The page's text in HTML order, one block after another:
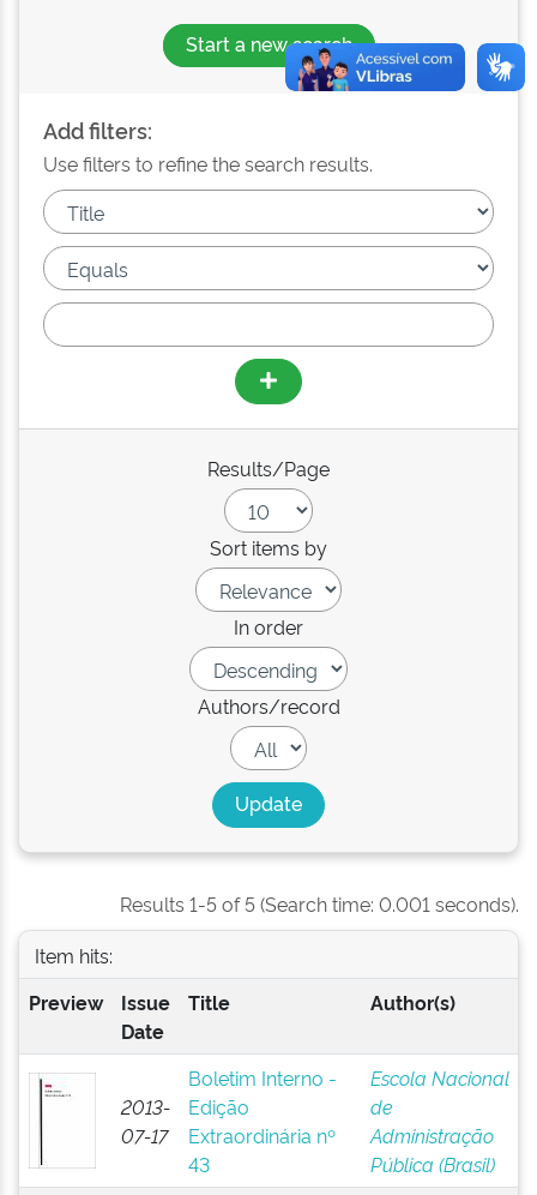
Start a new search
Add filters:
Use filters to refine the search results.
Results/Page
Sort items by
In order
Authors/record
Results 1-5 of 5 (Search time: 0.001 seconds).
Item hits:
Preview
Issue
Date
Title Author(s)
2013-
07-17
Boletim Interno -
Edição
Extraordinária nº
43
Escola Nacional
de
Administração
Pública (Brasil)